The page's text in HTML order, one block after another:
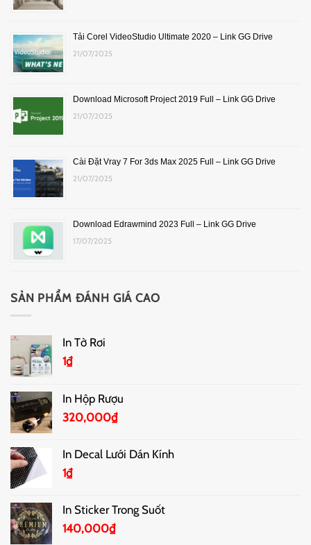
Tải Corel VideoStudio Ultimate 2020 – Link GG Drive
21/07/2025
Download Microsoft Project 2019 Full – Link GG Drive
21/07/2025
Cài Đặt Vray 7 For 3ds Max 2025 Full – Link GG Drive
21/07/2025
Download Edrawmind 2023 Full – Link GG Drive
17/07/2025
SẢN PHẨM ĐÁNH GIÁ CAO
In Tờ Rơi
1₫
In Hộp Rượu
320,000₫
In Decal Lưới Dán Kính
1₫
In Sticker Trong Suốt
140,000₫